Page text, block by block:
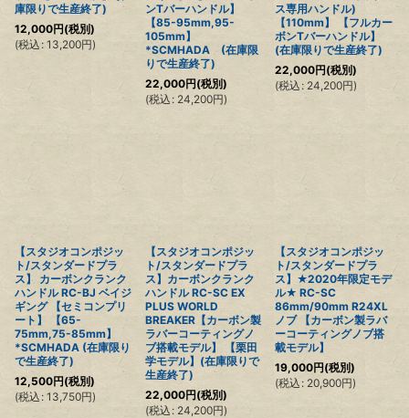
庫限りで生産終了)
12,000円(税別)
(税込 : 13,200円)
ンTバーハンドル】
【85-95mm,95-
105mm】
*SCMHADA (在庫限
りで生産終了)
22,000円(税別)
(税込 : 24,200円)
ス専用ハンドル)
【110mm】 【フルカー
ボンTバーハンドル】
(在庫限りで生産終了)
22,000円(税別)
(税込 : 24,200円)
【スタジオコンポジッ
ト/スタンダードプラ
ス】 カーボンクランク
ハンドル RC-BJ ベイジ
ギング 【セミコンプリ
ート】 【65-
75mm,75-85mm】
*SCMHADA (在庫限り
で生産終了)
12,500円(税別)
(税込 : 13,750円)
【スタジオコンポジッ
ト/スタンダードプラ
ス】カーボンクランク
ハンドル RC-SC EX
PLUS WORLD
BREAKER【カーボン製
ラバーコーティングノ
ブ搭載モデル】 【栗田
学モデル】(在庫限りで
生産終了)
22,000円(税別)
(税込 : 24,200円)
【スタジオコンポジッ
ト/スタンダードプラ
ス】★2020年限定モデ
ル★ RC-SC
86mm/90mm R24XL
ノブ 【カーボン製ラバ
ーコーティングノブ搭
載モデル】
19,000円(税別)
(税込 : 20,900円)